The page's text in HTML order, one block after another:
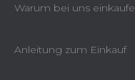
Warum bei uns
Anleitung zum Einkauf